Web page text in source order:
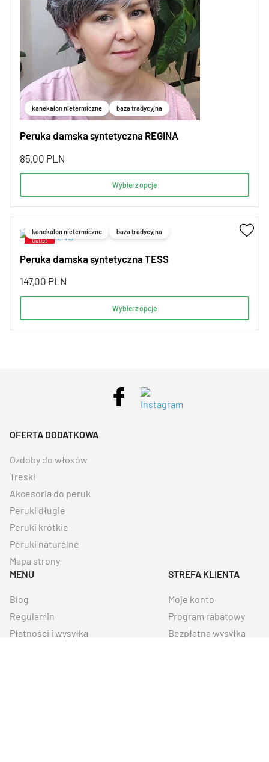
kanekalon nietermiczne baza tradycyjna
Peruka damska syntetyczna REGINA
85,00 PLN
Wybierz opcje
kanekalon nietermiczne baza tradycyjna
Peruka damska syntetyczna TESS
147,00 PLN
Wybierz opcje
OFERTA DODATKOWA
Ozdoby do włosów
Treski
Akcesoria do peruk
Peruki długie
Peruki krótkie
Peruki naturalne
Mapa strony
MENU
Blog
Regulamin
Płatności i wysyłka
STREFA KLIENTA
Moje konto
Program rabatowy
Bezpłatna wysyłka